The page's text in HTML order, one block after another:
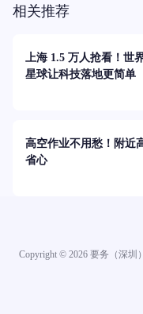
相关推荐
上海 1.5 万人抢看！世
星球让科技落地更简单
高空作业不用愁！附近
省心
Copyright © 2026 要务（深圳